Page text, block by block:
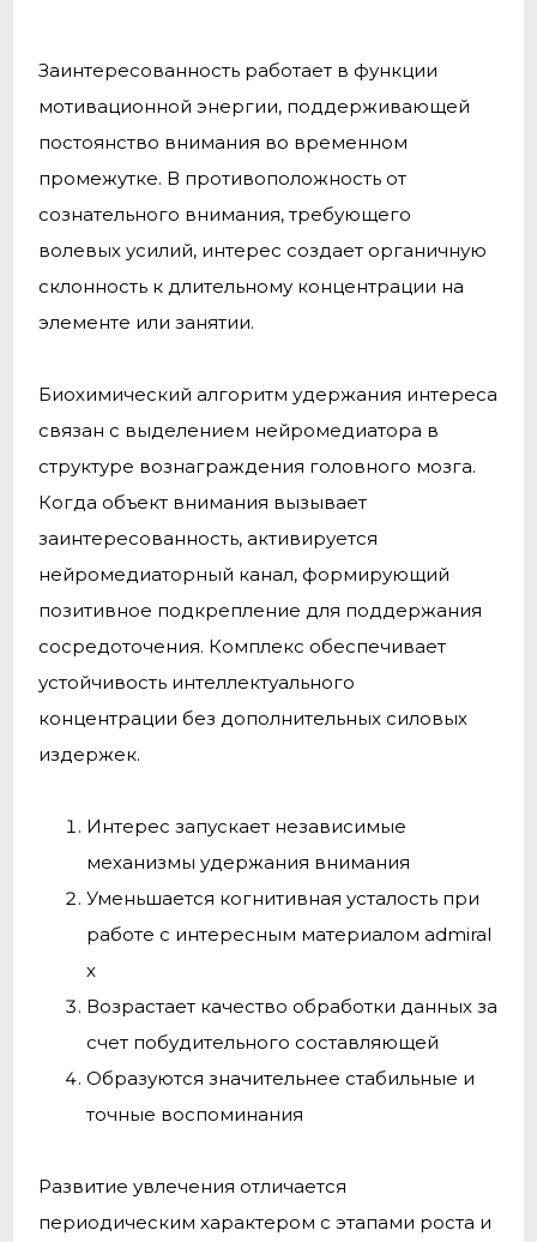
Заинтересованность работает в функции
мотивационной энергии, поддерживающей
постоянство внимания во временном
промежутке. В противоположность от
сознательного внимания, требующего
волевых усилий, интерес создает органичную
склонность к длительному концентрации на
элементе или занятии.
Биохимический алгоритм удержания интереса
связан с выделением нейромедиатора в
структуре вознаграждения головного мозга.
Когда объект внимания вызывает
заинтересованность, активируется
нейромедиаторный канал, формирующий
позитивное подкрепление для поддержания
сосредоточения. Комплекс обеспечивает
устойчивость интеллектуального
концентрации без дополнительных силовых
издержек.
Интерес запускает независимые
механизмы удержания внимания
Уменьшается когнитивная усталость при
работе с интересным материалом admiral
x
Возрастает качество обработки данных за
счет побудительного составляющей
Образуются значительнее стабильные и
точные воспоминания
Развитие увлечения отличается
периодическим характером с этапами роста и